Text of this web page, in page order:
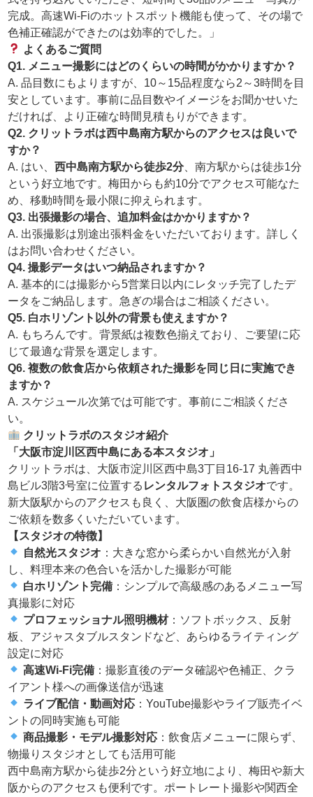
完成。高速Wi-Fiのホットスポット機能も使って、その場で
色補正確認ができたのは効率的でした。」
よくあるご質問
Q1. メニュー撮影にはどのくらいの時間がかかりますか？
A. 品目数にもよりますが、10～15品程度なら2～3時間を目
安としています。事前に品目数やイメージをお聞かせいた
だければ、より正確な時間見積もりができます。
Q2. クリットラボは西中島南方駅からのアクセスは良いで
すか？
A. はい、西中島南方駅から徒歩2分、南方駅からは徒歩1分
という好立地です。梅田からも約10分でアクセス可能なた
め、移動時間を最小限に抑えられます。
Q3. 出張撮影の場合、追加料金はかかりますか？
A. 出張撮影は別途出張料金をいただいております。詳しく
はお問い合わせください。
Q4. 撮影データはいつ納品されますか？
A. 基本的には撮影から5営業日以内にレタッチ完了したデ
ータをご納品します。急ぎの場合はご相談ください。
Q5. 白ホリゾント以外の背景も使えますか？
A. もちろんです。背景紙は複数色揃えており、ご要望に応
じて最適な背景を選定します。
Q6. 複数の飲食店から依頼された撮影を同じ日に実施でき
ますか？
A. スケジュール次第では可能です。事前にご相談くださ
い。
クリットラボのスタジオ紹介
「大阪市淀川区西中島にある本スタジオ」
クリットラボは、大阪市淀川区西中島3丁目16-17 丸善西中
島ビル3階3号室に位置する レンタルフォトスタジオです。
新大阪駅からのアクセスも良く、大阪圏の飲食店様からの
ご依頼を数多くいただいています。
【スタジオの特徴】
自然光スタジオ ：大きな窓から柔らかい自然光が入射
し、料理本来の色合いを活かした撮影が可能
白ホリゾント完備 ：シンプルで高級感のあるメニュー写
真撮影に対応
プロフェッショナル照明機材：ソフトボックス、反射
板、アジャスタブルスタンドなど、あらゆるライティング
設定に対応
高速Wi-Fi完備 ：撮影直後のデータ確認や色補正、クラ
イアント様への画像送信が迅速
ライブ配信・動画対応 ：YouTube撮影やライブ販売イベ
ントの同時実施も可能
商品撮影・モデル撮影対応 ：飲食店メニューに限らず、
物撮りスタジオとしても活用可能
西中島南方駅から徒歩2分という好立地により、梅田や新大
阪からのアクセスも便利です。ポートレート撮影や関西全